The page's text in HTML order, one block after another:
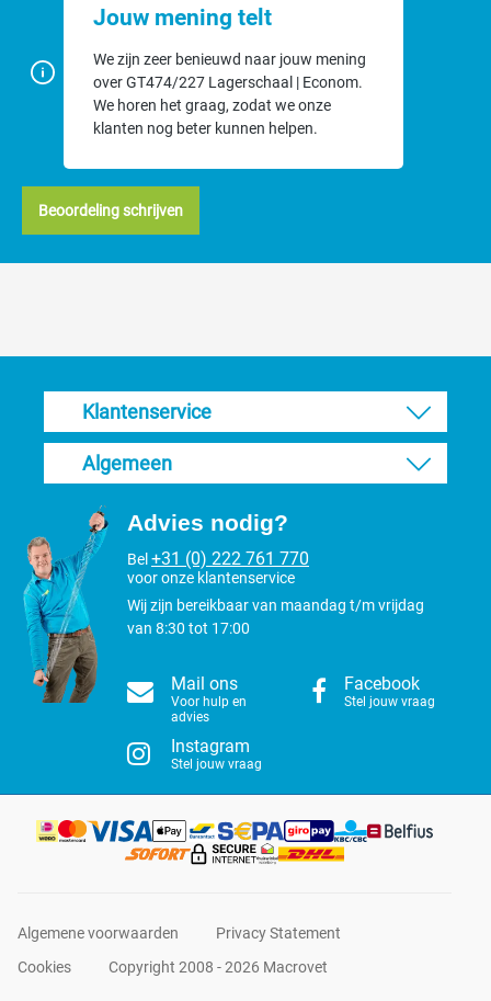
Jouw mening telt
We zijn zeer benieuwd naar jouw mening
over GT474/227 Lagerschaal | Econom.
We horen het graag, zodat we onze
klanten nog beter kunnen helpen.
Beoordeling schrijven
Klantenservice
Algemeen
Advies nodig?
Bel +31 (0) 222 761 770
voor onze klantenservice
Wij zijn bereikbaar van maandag t/m vrijdag
van 8:30 tot 17:00
Mail ons
Voor hulp en
advies
Facebook
Stel jouw vraag
Instagram
Stel jouw vraag
Algemene voorwaarden
Privacy Statement
Cookies
Copyright 2008 - 2026 Macrovet